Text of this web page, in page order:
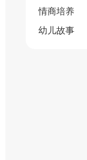
情商培养
幼儿故事